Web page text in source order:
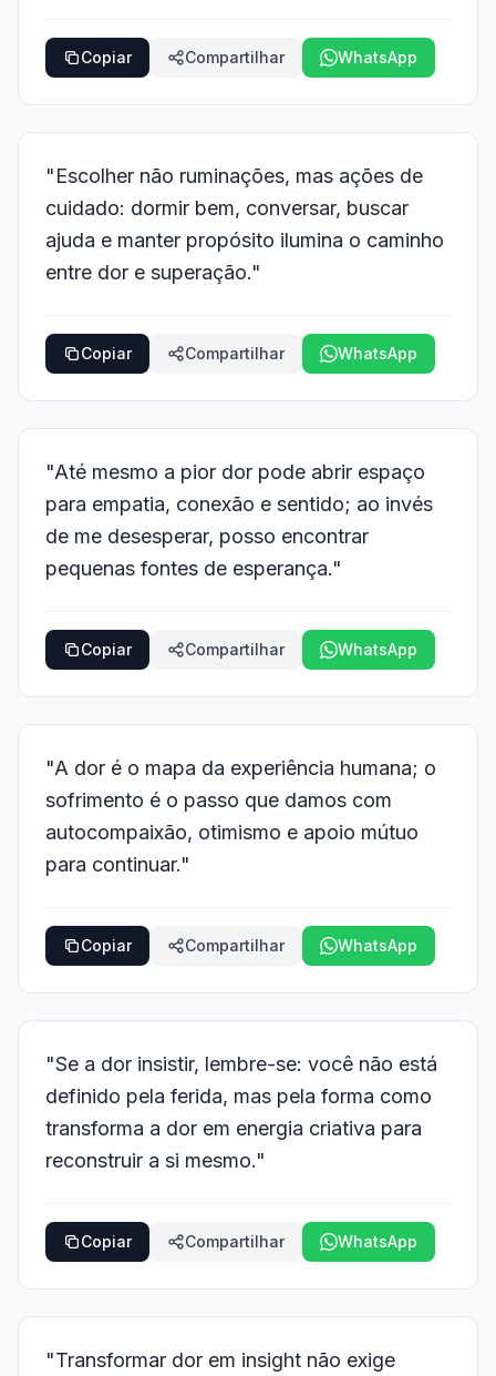
Copiar Compartilhar WhatsApp
"Escolher não ruminações, mas ações de
cuidado: dormir bem, conversar, buscar
ajuda e manter propósito ilumina o caminho
entre dor e superação."
Copiar Compartilhar WhatsApp
"Até mesmo a pior dor pode abrir espaço
para empatia, conexão e sentido; ao invés
de me desesperar, posso encontrar
pequenas fontes de esperança."
Copiar Compartilhar WhatsApp
"A dor é o mapa da experiência humana; o
sofrimento é o passo que damos com
autocompaixão, otimismo e apoio mútuo
para continuar."
Copiar Compartilhar WhatsApp
"Se a dor insistir, lembre-se: você não está
definido pela ferida, mas pela forma como
transforma a dor em energia criativa para
reconstruir a si mesmo."
Copiar Compartilhar WhatsApp
"Transformar dor em insight não exige